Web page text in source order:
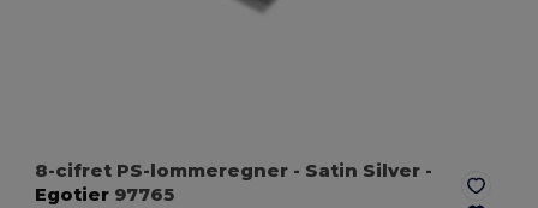
8-cifret PS-lommeregner - Satin Silver -
Egotier 97765